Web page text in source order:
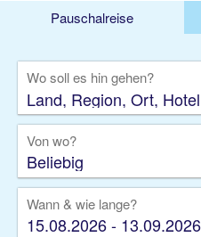
Pauschalreise
Rundreise
Kreuzfahrt
Gruppenreise
Camper
Wo soll es hin gehen?
Von wo?
Beliebig
Wann & wie lange?
15.08.2026 -